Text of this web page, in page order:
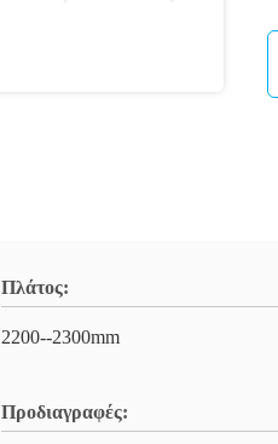
Πλάτος:
2200--2300mm
Προδιαγραφές: